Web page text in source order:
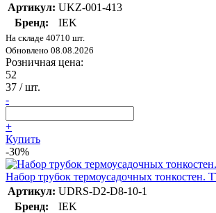
Артикул: UKZ-001-413
Бренд:
IEK
На складе 40710 шт.
Обновлено 08.08.2026
Розничная цена:
52
37 / шт.
-
+
Купить
-30%
Набор трубок термоусадочных
Артикул: UDRS-D2-D8-10-1
Бренд:
IEK